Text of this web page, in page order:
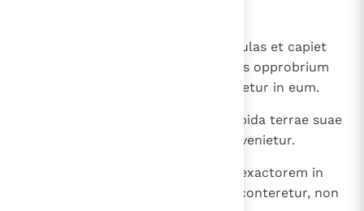
Et convertet faciem suam ad insulas et capiet
multas, et cessare faciet princeps opprobrium
eius, et opprobrium eius convertetur in eum.
Et convertet faciem suam ad oppida terrae suae
et impinget et corruet, et non invenietur.
Et stabit in loco eius, qui mittat exactorem in
decus regni; et in paucis diebus conteretur, non